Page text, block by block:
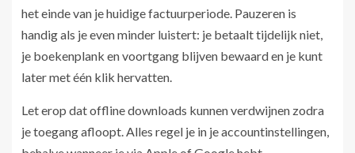
het einde van je huidige factuurperiode. Pauzeren is
handig als je even minder luistert: je betaalt tijdelijk niet,
je boekenplank en voortgang blijven bewaard en je kunt
later met één klik hervatten.
Let erop dat offline downloads kunnen verdwijnen zodra
je toegang afloopt. Alles regel je in je accountinstellingen,